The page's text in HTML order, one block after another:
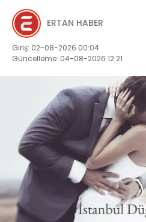
ERTAN HABER
Giriş: 02-08-2026 00:04
Güncelleme: 04-08-2026 12:21